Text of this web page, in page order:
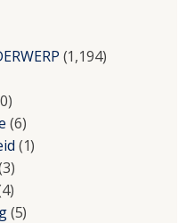
(1,194)
(6)
(1)
(5)